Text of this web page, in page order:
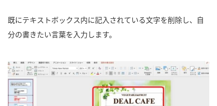
既にテキストボックス内に記入されている文字を削除し、自
分の書きたい言葉を入力します。